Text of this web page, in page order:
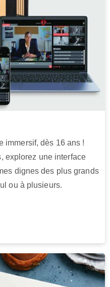
immersif, dès 16 ans !
explorez une interface
dignes des plus grands
ou à plusieurs.